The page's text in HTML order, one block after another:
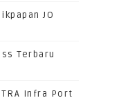
JO
Terbaru
Infra Port